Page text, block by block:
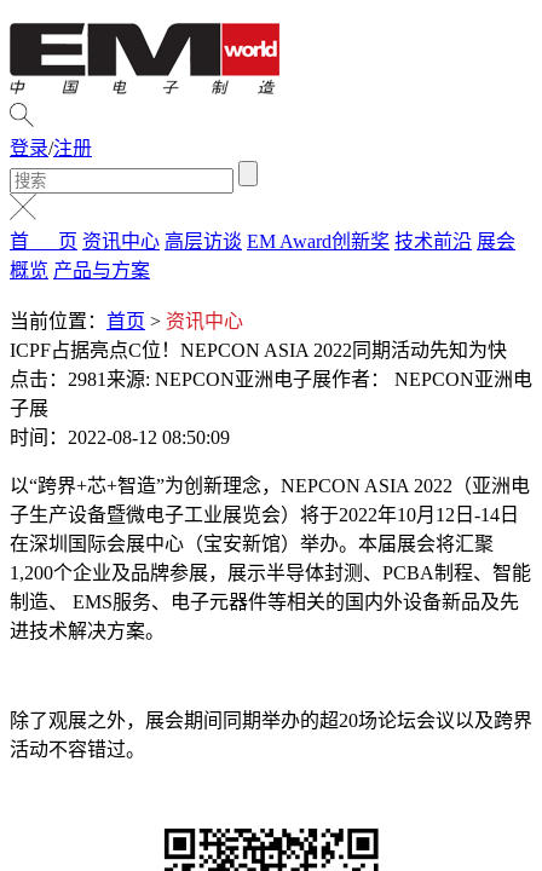
登录/注册
首 页 资讯中心 高层访谈 EM Award创新奖 技术前沿 展会
概览 产品与方案
当前位置： 首页 > 资讯中心
ICPF占据亮点C位！NEPCON ASIA 2022同期活动先知为快
点击：2981 来源: NEPCON亚洲电子展作者： NEPCON亚洲电
子展
时间：2022-08-12 08:50:09
以“跨界+芯+智造”为创新理念，NEPCON ASIA 2022（亚洲电
子生产设备暨微电子工业展览会）将于2022年10月12日-14日
在深圳国际会展中心（宝安新馆）举办。本届展会将汇聚
1,200个企业及品牌参展，展示半导体封测、PCBA制程、智能
制造、 EMS服务、电子元器件等相关的国内外设备新品及先
进技术解决方案。
除了观展之外，展会期间同期举办的超20场论坛会议以及跨界
活动不容错过。